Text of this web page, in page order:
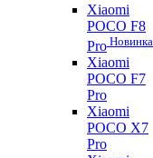
Xiaomi
POCO F8
Pro Новинка
Xiaomi
POCO F7
Pro
Xiaomi
POCO X7
Pro